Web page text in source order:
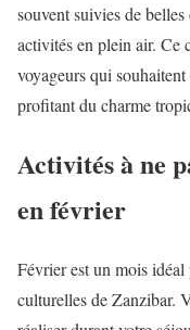
souvent suivies de
activités en plein air. Ce
voyageurs qui
profitant du charme
Activités à ne
en février
Février est un mois idéal
culturelles de Zanzibar.